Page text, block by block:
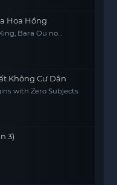
Hoa Hồng
Bara Ou no
Không Cư Dân
with Zero Subjects
3)